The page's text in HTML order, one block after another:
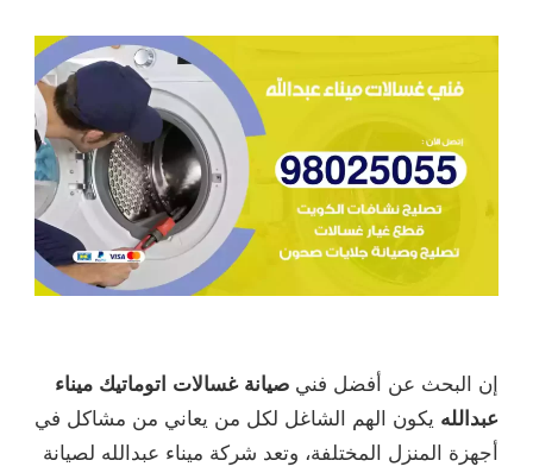
إن البحث عن أفضل فني صيانة غسالات اتوماتيك ميناء
عبدالله يكون الهم الشاغل لكل من يعاني من مشاكل في
أجهزة المنزل المختلفة، وتعد شركة ميناء عبدالله لصيانة